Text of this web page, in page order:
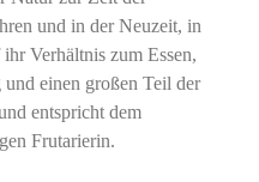
und in der Neuzeit, in
Verhältnis zum Essen,
einen großen Teil der
entspricht dem
Frutarierin.